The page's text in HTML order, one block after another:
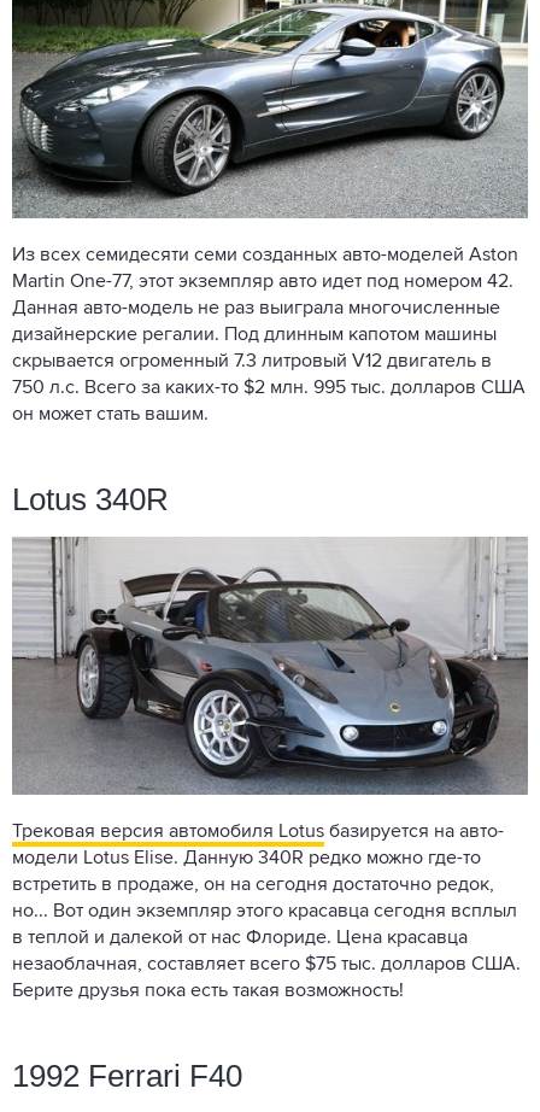
Из всех семидесяти семи созданных авто-моделей Aston
Martin One-77, этот экземпляр авто идет под номером 42.
Данная авто-модель не раз выиграла многочисленные
дизайнерские регалии. Под длинным капотом машины
скрывается огроменный 7.3 литровый V12 двигатель в
750 л.с. Всего за каких-то $2 млн. 995 тыс. долларов США
он может стать вашим.
Lotus 340R
Трековая версия автомобиля Lotus базируется на авто-
модели Lotus Elise. Данную 340R редко можно где-то
встретить в продаже, он на сегодня достаточно редок,
но... Вот один экземпляр этого красавца сегодня всплыл
в теплой и далекой от нас Флориде. Цена красавца
незаоблачная, составляет всего $75 тыс. долларов США.
Берите друзья пока есть такая возможность!
1992 Ferrari F40